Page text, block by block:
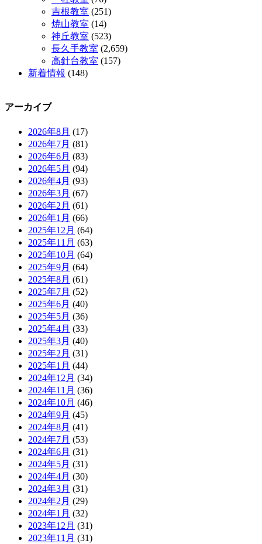
吉根教室 (251)
焼山教室 (14)
神丘教室 (523)
長久手教室 (2,659)
高針台教室 (157)
新着情報 (148)
アーカイブ
2026年8月 (17)
2026年7月 (81)
2026年6月 (83)
2026年5月 (94)
2026年4月 (93)
2026年3月 (67)
2026年2月 (61)
2026年1月 (66)
2025年12月 (64)
2025年11月 (63)
2025年10月 (64)
2025年9月 (64)
2025年8月 (61)
2025年7月 (52)
2025年6月 (40)
2025年5月 (36)
2025年4月 (33)
2025年3月 (40)
2025年2月 (31)
2025年1月 (44)
2024年12月 (34)
2024年11月 (36)
2024年10月 (46)
2024年9月 (45)
2024年8月 (41)
2024年7月 (53)
2024年6月 (31)
2024年5月 (31)
2024年4月 (30)
2024年3月 (31)
2024年2月 (29)
2024年1月 (32)
2023年12月 (31)
2023年11月 (31)